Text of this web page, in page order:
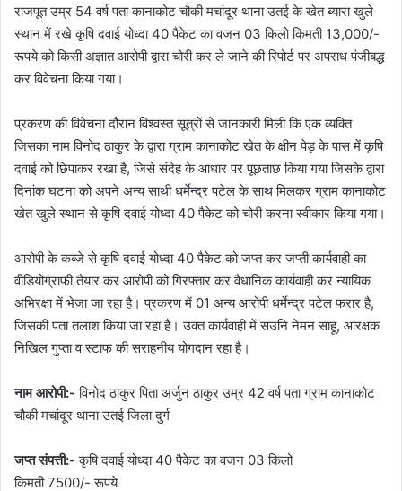
राजपूत उम्र 54 वर्ष पता कानाकोट चौकी मचांदूर थाना उतई के खेत ब्यारा खुले
स्थान में रखे कृषि दवाई योध्दा 40 पैकेट का वजन 03 किलो किमती 13,000/-
रूपये को किसी अज्ञात आरोपी द्वारा चोरी कर ले जाने की रिपोर्ट पर अपराध पंजीबद्ध
कर विवेचना किया गया।
प्रकरण की विवेचना दौरान विश्वस्त सूत्रों से जानकारी मिली कि एक व्यक्ति
जिसका नाम विनोद ठाकुर के द्वारा ग्राम कानाकोट खेत के क्षीन पेड़ के पास में कृषि
दवाई को छिपाकर रखा है, जिसे संदेह के आधार पर पूछताछ किया गया जिसके द्वारा
दिनांक घटना को अपने अन्य साथी धर्मेन्द्र पटेल के साथ मिलकर ग्राम कानाकोट
खेत खुले स्थान से कृषि दवाई योध्दा 40 पैकेट को चोरी करना स्वीकार किया गया।
आरोपी के कब्जे से कृषि दवाई योध्दा 40 पैकेट को जप्त कर जप्ती कार्यवाही का
वीडियोग्राफी तैयार कर आरोपी को गिरफ्तार कर वैधानिक कार्यवाही कर न्यायिक
अभिरक्षा में भेजा जा रहा है। प्रकरण में 01 अन्य आरोपी धर्मेन्द्र पटेल फरार है,
जिसकी पता तलाश किया जा रहा है। उक्त कार्यवाही में सउनि नेमन साहू, आरक्षक
निखिल गुप्ता व स्टाफ की सराहनीय योगदान रहा है।
नाम आरोपी:- विनोद ठाकुर पिता अर्जुन ठाकुर उम्र 42 वर्ष पता ग्राम कानाकोट
चौकी मचांदूर थाना उतई जिला दुर्ग
जप्त संपत्ती:- कृषि दवाई योध्दा 40 पैकेट का वजन 03 किलो
किमती 7500/- रूपये